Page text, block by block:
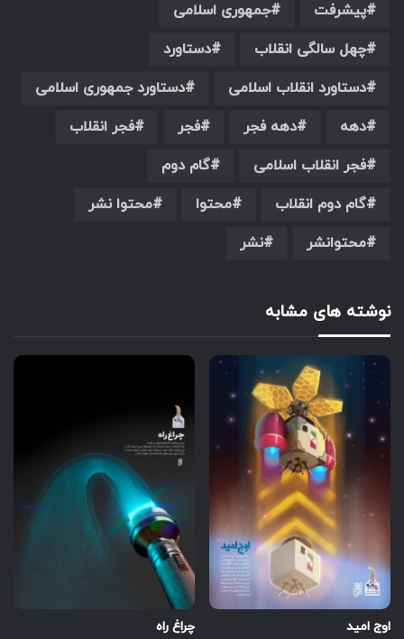
پیشرفت
جمهوری اسلامی
چهل سالگی انقلاب
دستاورد
دستاورد انقلاب اسلامی
دستاورد جمهوری اسلامی
دهه
دهه فجر فجر
فجر انقلاب
فجر انقلاب اسلامی
گام دوم
گام دوم انقلاب
محتوا
محتوا نشر
محتوانشر
نشر
نوشته های مشابه
اوج امید چراغ راه